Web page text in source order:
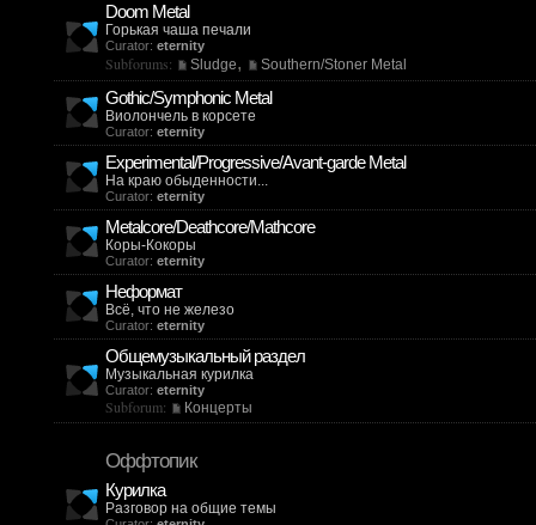
Doom Metal
Горькая чаша печали
Curator: eternity
Subforums: Sludge, Southern/Stoner Metal
Gothic/Symphonic Metal
Виолончель в корсете
Curator: eternity
Experimental/Progressive/Avant-garde Metal
На краю обыденности...
Curator: eternity
Metalcore/Deathcore/Mathcore
Коры-Кокоры
Curator: eternity
Неформат
Всё, что не железо
Curator: eternity
Общемузыкальный раздел
Музыкальная курилка
Curator: eternity
Subforum: Концерты
Оффтопик
Курилка
Разговор на общие темы